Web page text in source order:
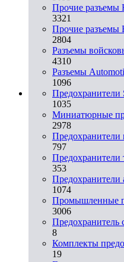
Прочие разъемы
3321
Прочие разъемы
2804
Разъемы
4310
Разъeмы
1096
Предохранители
1035
Миниатюрные
2978
797
Предохранители
353
Предохранители
1074
Промышленные
3006
Предохранитель
8
Комплекты
19